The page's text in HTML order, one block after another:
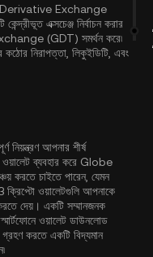
Derivative Exchange
এক্সচেঞ্জ নির্বাচন করার
(GDT) সমর্থন করে৷
কঠোর নিরাপত্তা, লিকুইডিটি, এবং
নিয়ন্ত্রণ আপনার শীর্ষ
ওয়ালেট ব্যবহার করে Globe
চাইতে পারেন, যেমন
ক্রিপ্টো ওয়ালেটগুলি আপনাকে
দেয়। একটি সম্মানজনক
ওয়ালেট ডাউনলোড
করতে একটি বিদ্যমান